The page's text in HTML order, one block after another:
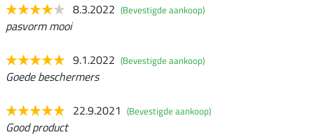
8.3.2022 (Bevestigde aankoop)
pasvorm mooi
9.1.2022 (Bevestigde aankoop)
Goede beschermers
22.9.2021 (Bevestigde aankoop)
Good product